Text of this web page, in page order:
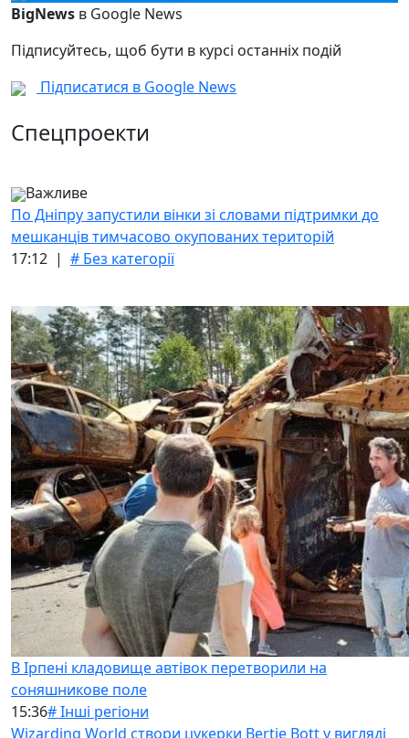
BigNews в Google News
Підписуйтесь, щоб бути в курсі останніх подій
Підписатися в Google News
Спецпроекти
Важливе
По Дніпру запустили вінки зі словами підтримки до
мешканців тимчасово окупованих територій
17:12 | # Без категорії
В Ірпені кладовище автівок перетворили на
соняшникове поле
15:36# Інші регіони
Wizarding World створи цукерки Bertie Bott у вигляді